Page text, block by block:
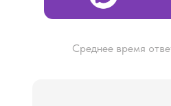
Среднее время